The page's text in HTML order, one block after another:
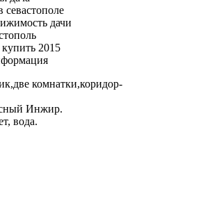
комнатки,коридор-
Инжир.
вода.